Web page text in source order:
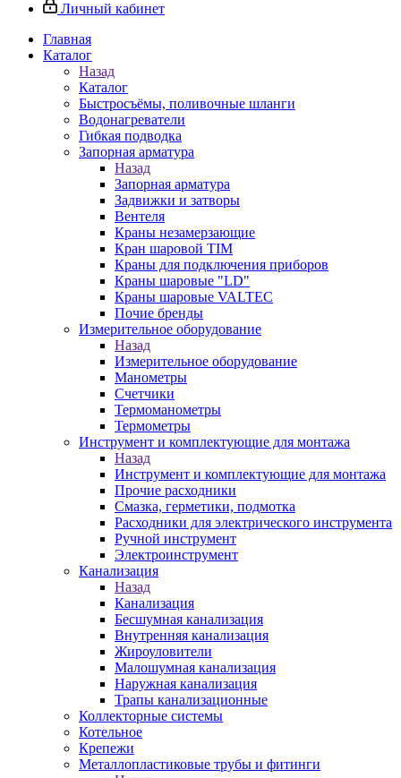
Личный кабинет
Главная
Каталог
Назад
Каталог
Быстросъёмы, поливочные шланги
Водонагреватели
Гибкая подводка
Запорная арматура
Назад
Запорная арматура
Задвижки и затворы
Вентеля
Краны незамерзающие
Кран шаровой TIM
Краны для подключения приборов
Краны шаровые "LD"
Краны шаровые VALTEC
Почие бренды
Измерительное оборудование
Назад
Измерительное оборудование
Манометры
Счетчики
Термоманометры
Термометры
Инструмент и комплектующие для монтажа
Назад
Инструмент и комплектующие для монтажа
Прочие расходники
Смазка, герметики, подмотка
Расходники для электрического инструмента
Ручной инструмент
Электроинструмент
Канализация
Назад
Канализация
Бесшумная канализация
Внутренняя канализация
Жироуловители
Малошумная канализация
Наружная канализация
Трапы канализационные
Коллекторные системы
Котельное
Крепежи
Металлопластиковые трубы и фитинги